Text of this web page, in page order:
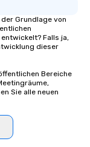
Grundlage von
Falls ja,
dieser
Bereiche
Sie alle neuen